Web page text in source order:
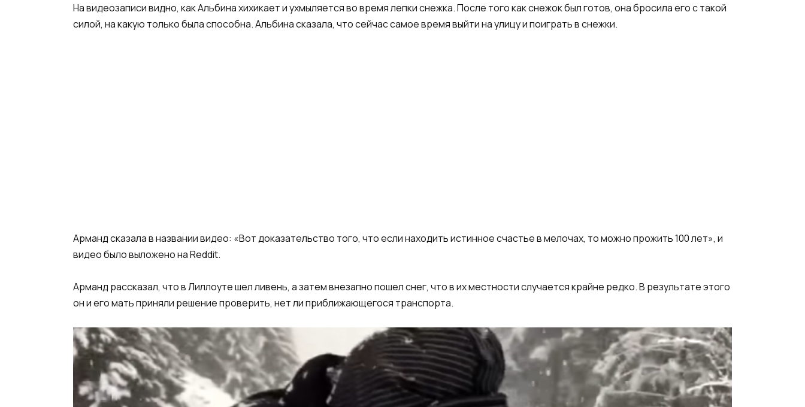
На видеозаписи видно, как Альбина хихикает и ухмыляется во время лепки снежка. После того как снежок был готов, она бросила его с такой
силой, на какую только была способна. Альбина сказала, что сейчас самое время выйти на улицу и поиграть в снежки.
Арманд сказала в названии видео: «Вот доказательство того, что если находить истинное счастье в мелочах, то можно прожить 100 лет», и
видео было выложено на Reddit.
Арманд рассказал, что в Лиллоуте шел ливень, а затем внезапно пошел снег, что в их местности случается крайне редко. В результате этого
он и его мать приняли решение проверить, нет ли приближающегося транспорта.